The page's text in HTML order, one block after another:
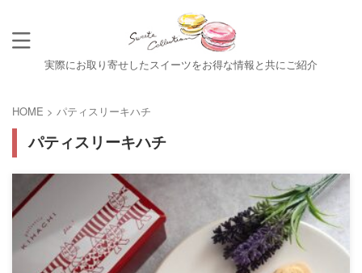
実際にお取り寄せしたスイーツをお得な情報と共にご紹介
HOME > パティスリーキハチ
パティスリーキハチ